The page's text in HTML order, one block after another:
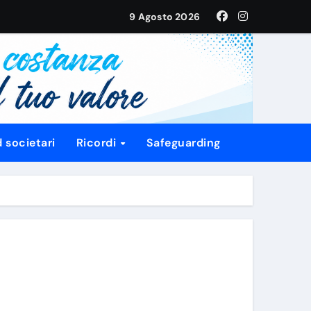
U20
9 Agosto 2026
societari Ricordi Safeguarding